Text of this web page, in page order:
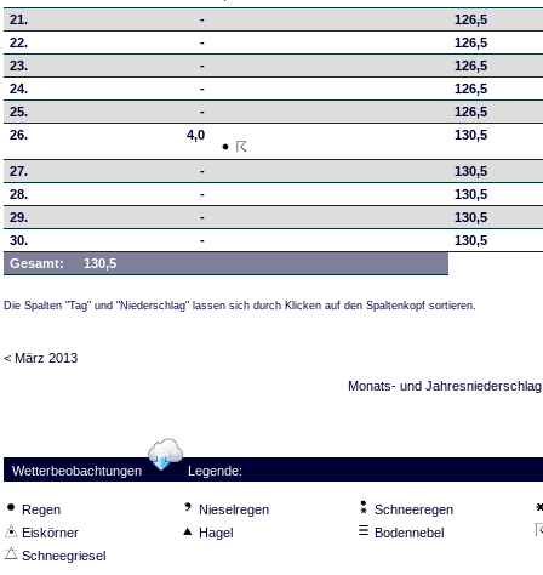
21. -
126,5
22.
-
126,5
23.
-
126,5
24.
-
126,5
25.
-
126,5
26.
4,0 130,5
27. -
130,5
28.
-
130,5
29.
-
130,5
30.
-
130,5
Gesamt:
130,5
Die Spalten "Tag" und "Niederschlag" lassen sich durch Klicken auf den Spaltenkopf sortieren.
< März 2013
Monats- und Jahresniederschlag
Wetterbeobachtungen Legende:
Regen Nieselregen
Schneeregen
Eiskörner
Hagel
Bodennebel
Schneegriesel